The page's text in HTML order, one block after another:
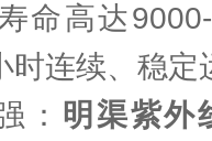
命高达
时连续、稳定
明渠紫外